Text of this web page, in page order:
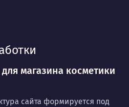
магазина косметики
сайта формируется под